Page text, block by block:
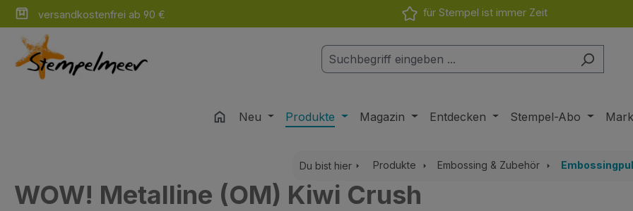
Hauptinhalt springen
Zur Suche springen
Zur Hauptnavigation springen
versandkostenfrei ab 90 € für Stempel ist immer Zeit
Neu Produkte Magazin Entdecken Stempel-Abo
Du bist hier Produkte Embossing & Zubehör
WOW! Metalline (OM) Kiwi Crush